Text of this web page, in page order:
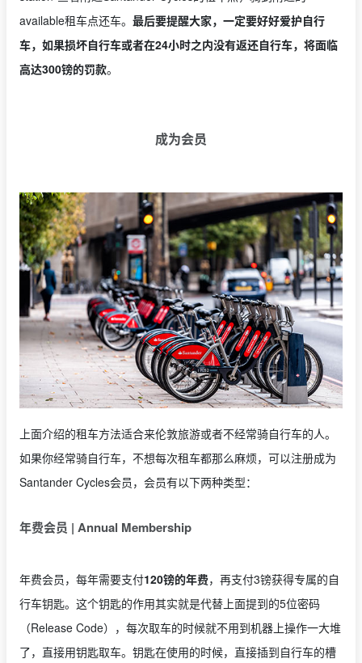
available租车点还车。 最后要提醒大家，一定要好好爱护自行
车，如果损坏自行车或者在24小时之内没有返还自行车，将面临
高达300镑的罚款。
成为会员
上面介绍的租车方法适合来伦敦旅游或者不经常骑自行车的人。
如果你经常骑自行车，不想每次租车都那么麻烦，可以注册成为
Santander Cycles会员，会员有以下两种类型：
年费会员 | Annual Membership
年费会员，每年需要支付120镑的年费，再支付3镑获得专属的自
行车钥匙。这个钥匙的作用其实就是代替上面提到的5位密码
（Release Code），每次取车的时候就不用到机器上操作一大堆
了，直接用钥匙取车。钥匙在使用的时候，直接插到自行车的槽